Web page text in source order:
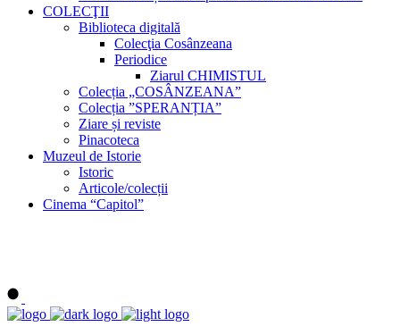
COLECŢII
Biblioteca digitală
Colecţia Cosânzeana
Periodice
Ziarul CHIMISTUL
Colecția „COSÂNZEANA”
Colecția ”SPERANȚIA”
Ziare și reviste
Pinacoteca
Muzeul de Istorie
Istoric
Articole/colecții
Cinema “Capitol”